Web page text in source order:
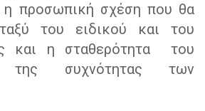
η προσωπική σχέση που θα
του ειδικού και του
και η σταθερότητα του
συχνότητας των